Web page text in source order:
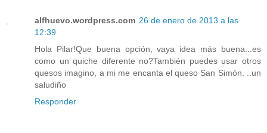
alfhuevo.wordpress.com 26 de enero de 2013 a las
12:39
Hola Pilar!Que buena opción, vaya idea más buena...es
como un quiche diferente no?También puedes usar otros
quesos imagino, a mi me encanta el queso San Simón. ..un
saludiño
Responder